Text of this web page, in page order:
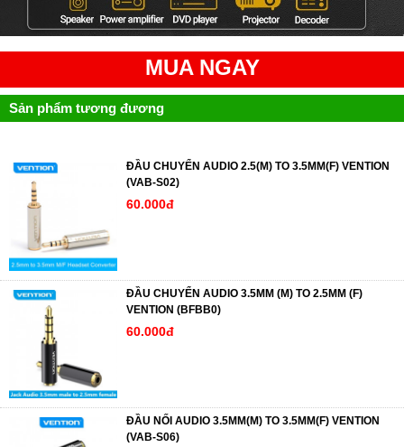
MUA NGAY
Sản phẩm tương đương
ĐẦU CHUYỂN AUDIO 2.5(M) TO 3.5MM(F) VENTION
(VAB-S02)
60.000đ
ĐẦU CHUYỂN AUDIO 3.5MM (M) TO 2.5MM (F)
VENTION (BFBB0)
60.000đ
ĐẦU NỐI AUDIO 3.5MM(M) TO 3.5MM(F) VENTION
(VAB-S06)